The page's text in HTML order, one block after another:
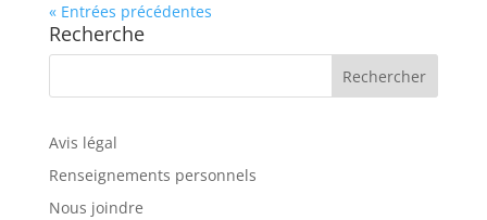
« Entrées précédentes
Recherche
Avis légal
Renseignements personnels
Nous joindre